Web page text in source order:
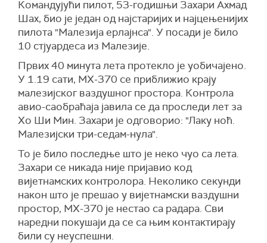
Командујући пилот, 53-годишњи Захари Ахмад
Шах, био је један од најстаријих и најцењенијих
пилота "Малезија ерлајнса". У посади је било
10 стјуардеса из Малезије.
Првих 40 минута лета протекло је уобичајено.
У 1.19 сати, МХ-370 се приближио крају
малезијског ваздушног простора. Контрола
авио-саобраћаја јавила се да проследи лет за
Хо Ши Мин. Захари је одговорио: "Лаку ноћ.
Малезијски три-седам-нула".
То је било последње што је неко чуо са лета.
Захари се никада није пријавио код
вијетнамских контролора. Неколико секунди
након што је прешао у вијетнамски ваздушни
простор, МХ-370 је нестао са радара. Сви
наредни покушаји да се са њим контактирају
били су неуспешни.